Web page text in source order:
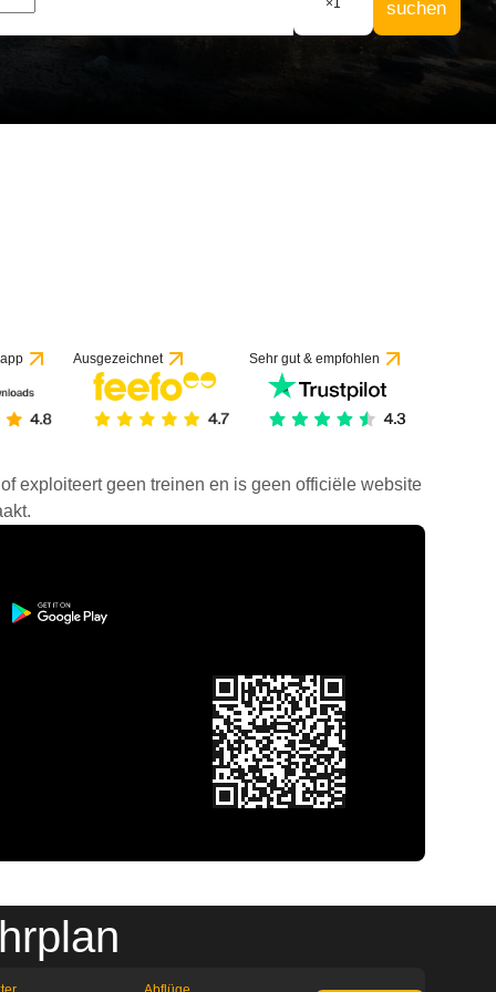
×1 suchen
Ausgezeichnet Sehr gut & empfohlen
exploiteert geen treinen en is geen officiële website